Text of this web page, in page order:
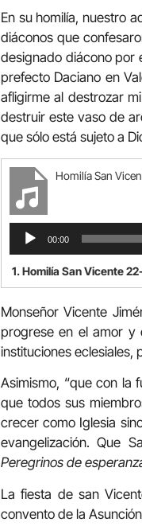
En su homilía, nuestro
diáconos que
designado diácono por
prefecto Daciano en
afligirme al destrozar
destruir este vaso de
que sólo está sujeto a
Homilía San
Reproductor
audio
00:00
1.Homilía San Vicente
Monseñor Vicente
progrese en el amor y
instituciones eclesiales,
Asimismo, “que con la
que todos sus
crecer como Iglesia
evangelización. Que
Peregrinos de
La fiesta de san
convento de la